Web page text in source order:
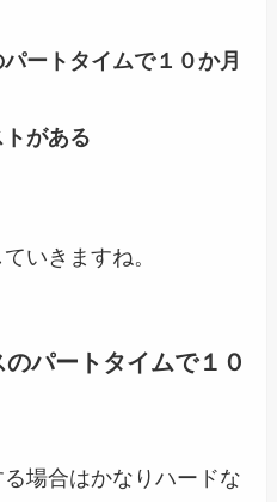
ートタイムで１０か月
がある
いきますね。
パートタイムで１０
場合はかなりハードな